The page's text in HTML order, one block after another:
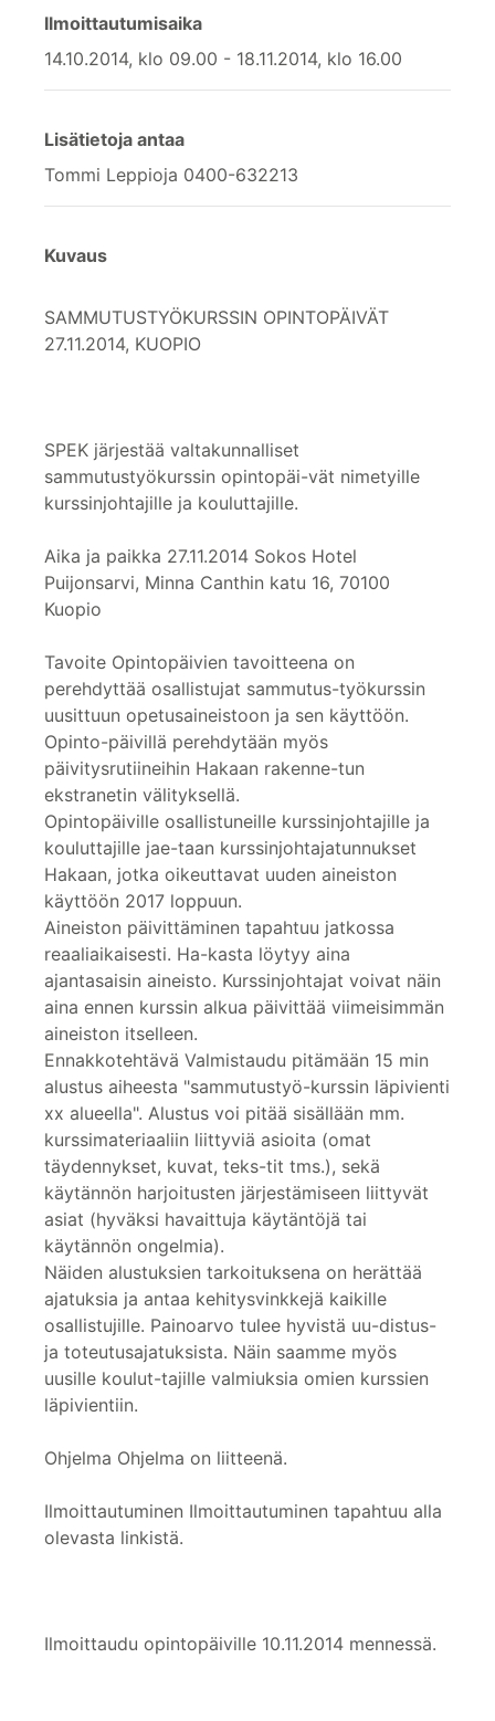
Ilmoittautumisaika
14.10.2014, klo 09.00 - 18.11.2014, klo 16.00
Lisätietoja antaa
Tommi Leppioja 0400-632213
Kuvaus
SAMMUTUSTYÖKURSSIN OPINTOPÄIVÄT
27.11.2014, KUOPIO
SPEK järjestää valtakunnalliset
sammutustyökurssin opintopäi-vät nimetyille
kurssinjohtajille ja kouluttajille.
Aika ja paikka 27.11.2014 Sokos Hotel
Puijonsarvi, Minna Canthin katu 16, 70100
Kuopio
Tavoite Opintopäivien tavoitteena on
perehdyttää osallistujat sammutus-työkurssin
uusittuun opetusaineistoon ja sen käyttöön.
Opinto-päivillä perehdytään myös
päivitysrutiineihin Hakaan rakenne-tun
ekstranetin välityksellä.
Opintopäiville osallistuneille kurssinjohtajille ja
kouluttajille jae-taan kurssinjohtajatunnukset
Hakaan, jotka oikeuttavat uuden aineiston
käyttöön 2017 loppuun.
Aineiston päivittäminen tapahtuu jatkossa
reaaliaikaisesti. Ha-kasta löytyy aina
ajantasaisin aineisto. Kurssinjohtajat voivat näin
aina ennen kurssin alkua päivittää viimeisimmän
aineiston itselleen.
Ennakkotehtävä Valmistaudu pitämään 15 min
alustus aiheesta "sammutustyö-kurssin läpivienti
xx alueella". Alustus voi pitää sisällään mm.
kurssimateriaaliin liittyviä asioita (omat
täydennykset, kuvat, teks-tit tms.), sekä
käytännön harjoitusten järjestämiseen liittyvät
asiat (hyväksi havaittuja käytäntöjä tai
käytännön ongelmia).
Näiden alustuksien tarkoituksena on herättää
ajatuksia ja antaa kehitysvinkkejä kaikille
osallistujille. Painoarvo tulee hyvistä uu-distus-
ja toteutusajatuksista. Näin saamme myös
uusille koulut-tajille valmiuksia omien kurssien
läpivientiin.
Ohjelma Ohjelma on liitteenä.
Ilmoittautuminen Ilmoittautuminen tapahtuu alla
olevasta linkistä.
Ilmoittaudu opintopäiville 10.11.2014 mennessä.